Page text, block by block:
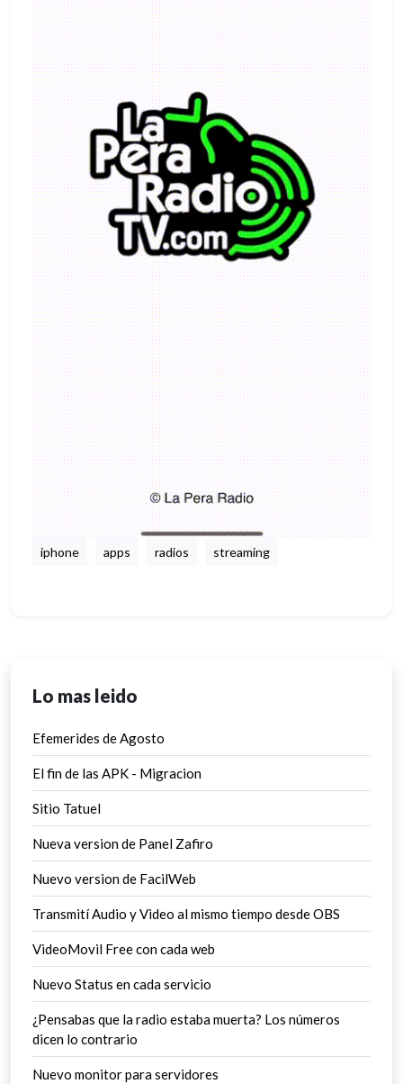
iphone apps radios streaming
Lo mas leido
Efemerides de Agosto
El fin de las APK - Migracion
Sitio Tatuel
Nueva version de Panel Zafiro
Nuevo version de FacilWeb
Transmití Audio y Video al mismo tiempo desde OBS
VideoMovil Free con cada web
Nuevo Status en cada servicio
¿Pensabas que la radio estaba muerta? Los números
dicen lo contrario
Nuevo monitor para servidores